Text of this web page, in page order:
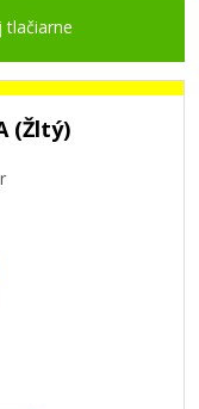
(Žltý)